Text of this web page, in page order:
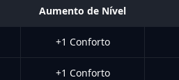
Aumento de Nível
+1 Conforto
+1 Conforto